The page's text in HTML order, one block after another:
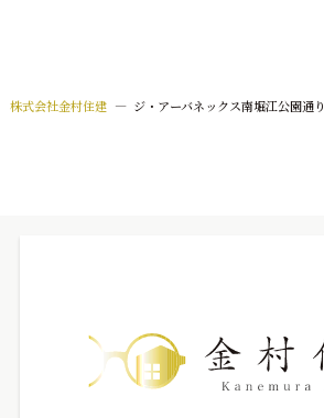
株式会社金村住建 — ジ・アーバネックス南堀江公園通り